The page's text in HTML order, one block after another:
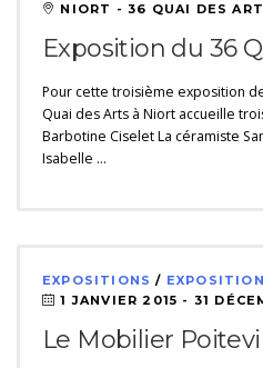
NIORT - 36 QUAI DES
Exposition du 36
Pour cette troisième exposition
Quai des Arts à Niort accueille
Barbotine Ciselet La céramiste
Isabelle …
EXPOSITIONS /
1 JANVIER 2015 - 31
Le Mobilier